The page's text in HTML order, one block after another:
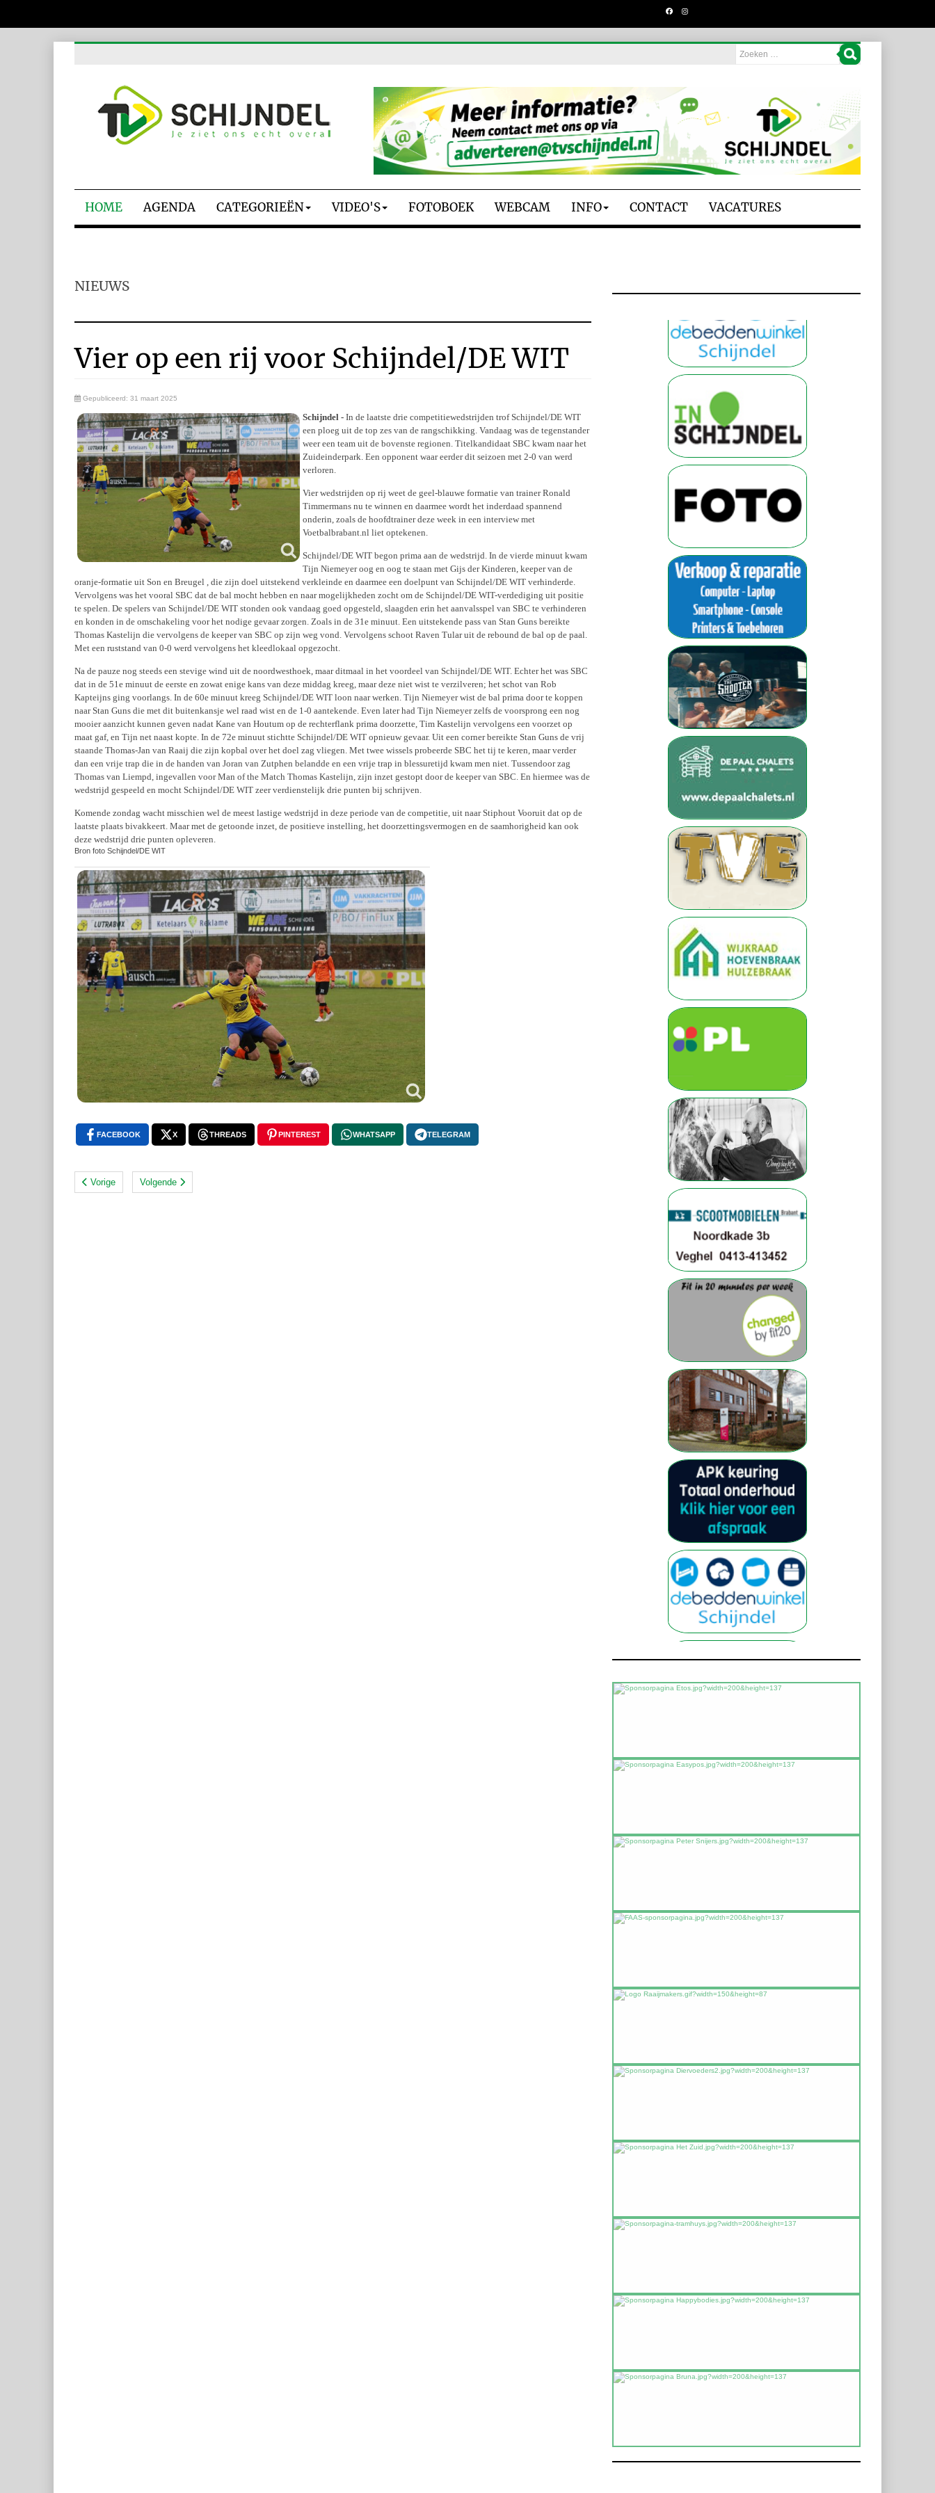
HOME AGENDA CATEGORIEËN VIDEO'S FOTOBOEK WEBCAM INFO CONTACT VACATURES
NIEUWS
Vier op een rij voor Schijndel/DE WIT
Gepubliceerd: 31 maart 2025
Schijndel - In de laatste drie competitiewedstrijden trof Schijndel/DE WIT
een ploeg uit de top zes van de rangschikking. Vandaag was de tegenstander
weer een team uit de bovenste regionen. Titelkandidaat SBC kwam naar het
Zuideinderpark. Een opponent waar eerder dit seizoen met 2-0 van werd
verloren.
Vier wedstrijden op rij weet de geel-blauwe formatie van trainer Ronald
Timmermans nu te winnen en daarmee wordt het inderdaad spannend
onderin, zoals de hoofdtrainer deze week in een interview met
Voetbalbrabant.nl liet optekenen.
Schijndel/DE WIT begon prima aan de wedstrijd. In de vierde minuut kwam
Tijn Niemeyer oog en oog te staan met Gijs der Kinderen, keeper van de
oranje-formatie uit Son en Breugel , die zijn doel uitstekend verkleinde en daarmee een doelpunt van Schijndel/DE WIT verhinderde.
Vervolgens was het vooral SBC dat de bal mocht hebben en naar mogelijkheden zocht om de Schijndel/DE WIT-verdediging uit positie
te spelen. De spelers van Schijndel/DE WIT stonden ook vandaag goed opgesteld, slaagden erin het aanvalsspel van SBC te verhinderen
en konden in de omschakeling voor het nodige gevaar zorgen. Zoals in de 31e minuut. Een uitstekende pass van Stan Guns bereikte
Thomas Kastelijn die vervolgens de keeper van SBC op zijn weg vond. Vervolgens schoot Raven Tular uit de rebound de bal op de paal.
Met een ruststand van 0-0 werd vervolgens het kleedlokaal opgezocht.
Na de pauze nog steeds een stevige wind uit de noordwesthoek, maar ditmaal in het voordeel van Schijndel/DE WIT. Echter het was SBC
dat in de 51e minuut de eerste en zowat enige kans van deze middag kreeg, maar deze niet wist te verzilveren; het schot van Rob
Kapteijns ging voorlangs. In de 60e minuut kreeg Schijndel/DE WIT loon naar werken. Tijn Niemeyer wist de bal prima door te koppen
naar Stan Guns die met dit buitenkansje wel raad wist en de 1-0 aantekende. Even later had Tijn Niemeyer zelfs de voorsprong een nog
mooier aanzicht kunnen geven nadat Kane van Houtum op de rechterflank prima doorzette, Tim Kastelijn vervolgens een voorzet op
maat gaf, en Tijn net naast kopte. In de 72e minuut stichtte Schijndel/DE WIT opnieuw gevaar. Uit een corner bereikte Stan Guns de vrij
staande Thomas-Jan van Raaij die zijn kopbal over het doel zag vliegen. Met twee wissels probeerde SBC het tij te keren, maar verder
dan een vrije trap die in de handen van Joran van Zutphen belandde en een vrije trap in blessuretijd kwam men niet. Tussendoor zag
Thomas van Liempd, ingevallen voor Man of the Match Thomas Kastelijn, zijn inzet gestopt door de keeper van SBC. En hiermee was de
wedstrijd gespeeld en mocht Schijndel/DE WIT zeer verdienstelijk drie punten bij schrijven.
Komende zondag wacht misschien wel de meest lastige wedstrijd in deze periode van de competitie, uit naar Stiphout Vooruit dat op de
laatste plaats bivakkeert. Maar met de getoonde inzet, de positieve instelling, het doorzettingsvermogen en de saamhorigheid kan ook
deze wedstrijd drie punten opleveren.
Bron foto Schijndel/DE WIT
FACEBOOK X THREADS PINTEREST WHATSAPP TELEGRAM
Vorige Volgende